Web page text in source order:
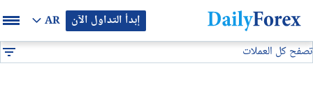
إبدأ التداول الآن AR
بيان إعلاني
تصفح كل العملات